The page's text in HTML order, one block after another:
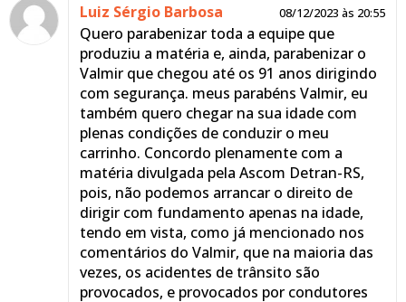
Luiz Sérgio Barbosa 08/12/2023 às 20:55
Quero parabenizar toda a equipe que
produziu a matéria e, ainda, parabenizar o
Valmir que chegou até os 91 anos dirigindo
com segurança. meus parabéns Valmir, eu
também quero chegar na sua idade com
plenas condições de conduzir o meu
carrinho. Concordo plenamente com a
matéria divulgada pela Ascom Detran-RS,
pois, não podemos arrancar o direito de
dirigir com fundamento apenas na idade,
tendo em vista, como já mencionado nos
comentários do Valmir, que na maioria das
vezes, os acidentes de trânsito são
provocados, e provocados por condutores